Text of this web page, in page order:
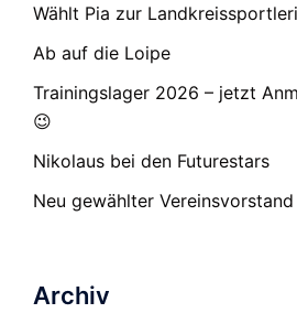
Wählt Pia zur
Ab auf die Loipe
Trainingslager 2026 – jetzt
😉
Nikolaus bei den Futurestars
Neu gewählter Vereinsvorstand
Archiv